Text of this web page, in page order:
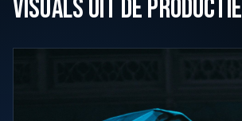
VISUALS UIT DE PRODUCTIE